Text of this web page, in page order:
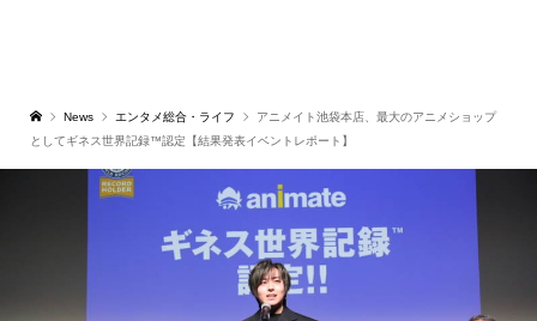
News エンタメ総合・ライフ
アニメイト池袋本店、最大のアニメショップ
としてギネス世界記録™️認定【結果発表イベントレポート】